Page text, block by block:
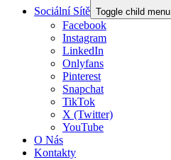
Sociální Sítě Toggle child menu
Facebook
Instagram
LinkedIn
Onlyfans
Pinterest
Snapchat
TikTok
X (Twitter)
YouTube
O Nás
Kontakty